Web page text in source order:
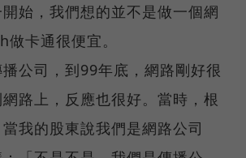
始，我們想的並不是做一個網
卡通很便宜。
公司，到99年底，網路剛好很
路上，反應也很好。當時，根
我的股東說我們是網路公司